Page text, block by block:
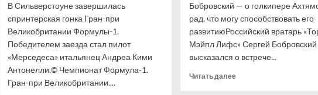
В Сильверстоуне завершилась
спринтерская гонка Гран-при
Великобритании Формулы-1.
Победителем заезда стал пилот
«Мерседеса» итальянец Андреа Кими
Антонелли.© Чемпионат Формула-1.
Гран-при Великобритании....
Бобровский — о голкипере
рад, что могу способствовать его
развитиюРоссийский вратарь
Мэйпл Лифс» Сергей Бобровский
высказался о встрече...
Читать далееПрочитать